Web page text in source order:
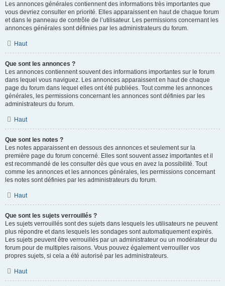
Les annonces générales contiennent des informations très importantes que
vous devriez consulter en priorité. Elles apparaissent en haut de chaque forum
et dans le panneau de contrôle de l’utilisateur. Les permissions concernant les
annonces générales sont définies par les administrateurs du forum.
Haut
Que sont les annonces ?
Les annonces contiennent souvent des informations importantes sur le forum
dans lequel vous naviguez. Les annonces apparaissent en haut de chaque
page du forum dans lequel elles ont été publiées. Tout comme les annonces
générales, les permissions concernant les annonces sont définies par les
administrateurs du forum.
Haut
Que sont les notes ?
Les notes apparaissent en dessous des annonces et seulement sur la
première page du forum concerné. Elles sont souvent assez importantes et il
est recommandé de les consulter dès que vous en avez la possibilité. Tout
comme les annonces et les annonces générales, les permissions concernant
les notes sont définies par les administrateurs du forum.
Haut
Que sont les sujets verrouillés ?
Les sujets verrouillés sont des sujets dans lesquels les utilisateurs ne peuvent
plus répondre et dans lesquels les sondages sont automatiquement expirés.
Les sujets peuvent être verrouillés par un administrateur ou un modérateur du
forum pour de multiples raisons. Vous pouvez également verrouiller vos
propres sujets, si cela a été autorisé par les administrateurs.
Haut